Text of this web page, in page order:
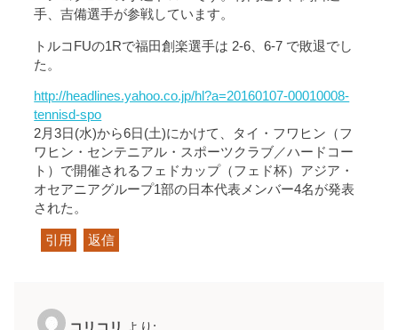
手、吉備選手が参戦しています。
トルコFUの1Rで福田創楽選手は 2-6、6-7 で敗退でし
た。
http://headlines.yahoo.co.jp/hl?a=20160107-00010008-
tennisd-spo
2月3日(水)から6日(土)にかけて、タイ・フワヒン（フ
ワヒン・センテニアル・スポーツクラブ／ハードコー
ト）で開催されるフェドカップ（フェド杯）アジア・
オセアニアグループ1部の日本代表メンバー4名が発表
された。
引用 返信